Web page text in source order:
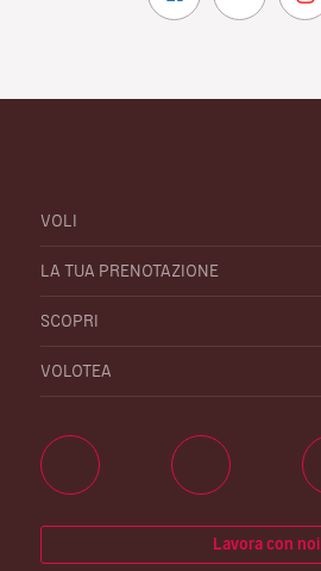
VOLI
LA TUA PRENOTAZIONE
SCOPRI
VOLOTEA
Lavora con noi